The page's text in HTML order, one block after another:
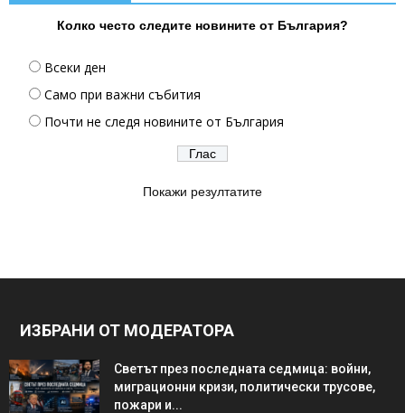
Колко често следите новините от България?
Всеки ден
Само при важни събития
Почти не следя новините от България
Покажи резултатите
ИЗБРАНИ ОТ МОДЕРАТОРА
Светът през последната седмица: войни,
миграционни кризи, политически трусове,
пожари и...